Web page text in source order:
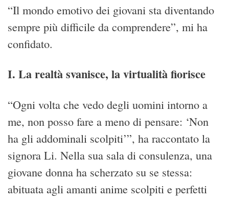
“Il mondo emotivo dei giovani sta diventando
sempre più difficile da comprendere”, mi ha
confidato.
I. La realtà svanisce, la virtualità fiorisce
“Ogni volta che vedo degli uomini intorno a
me, non posso fare a meno di pensare: ‘Non
ha gli addominali scolpiti’”, ha raccontato la
signora Li. Nella sua sala di consulenza, una
giovane donna ha scherzato su se stessa:
abituata agli amanti anime scolpiti e perfetti